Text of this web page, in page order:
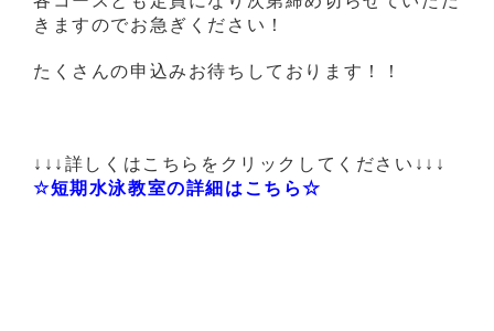
きますのでお急ぎください！
たくさんの申込みお待ちしております！！
↓↓↓詳しくはこちらをクリックしてください↓↓↓
☆短期水泳教室の詳細はこちら☆